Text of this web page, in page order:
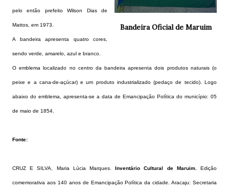
Bandeira Oficial de Maruim
pelo então prefeito Wilson Dias de
Mattos, em 1973.
A bandeira apresenta quatro cores,
sendo verde, amarelo, azul e branco.
O emblema localizado no centro da bandeira apresenta dois produtos naturais (o
peixe e a cana-de-açúcar) e um produto industrializado (pedaço de tecido). Logo
abaixo do emblema, apresenta-se a data de Emancipação Política do município: 05
de maio de 1854.
Fonte:
CRUZ E SILVA, Maria Lúcia Marques.Inventário Cultural de Maruim. Edição
comemorativa aos 140 anos de Emancipação Política da cidade. Aracaju: Secretaria